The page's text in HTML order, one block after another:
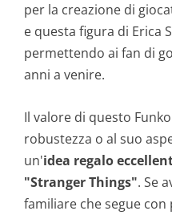
per la creazione di
e questa figura di Erica
permettendo ai fan di
anni a venire.
Il valore di questo
robustezza o al suo
un'idea regalo
"Stranger Things". Se
familiare che segue con